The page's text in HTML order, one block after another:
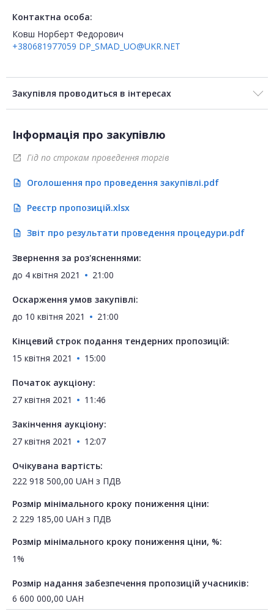
Контактна особа:
Ковш Норберт Федорович
+380681977059 DP_SMAD_UO@UKR.NET
Закупівля проводиться в інтересах
Інформація про закупівлю
open_in_new Гід по строкам проведення торгів
description Оголошення про проведення закупівлі.pdf
description Реєстр пропозицій.xlsx
description Звіт про результати проведення процедури.pdf
Звернення за роз'ясненнями:
до 4 квітня 2021 21:00
Оскарження умов закупівлі:
до 10 квітня 2021 21:00
Кінцевий строк подання тендерних пропозицій:
15 квітня 2021
15:00
Початок аукціону:
27 квітня 2021
11:46
Закінчення аукціону:
27 квітня 2021
12:07
Очікувана вартість:
222 918 500,00 UAH з ПДВ
Розмір мінімального кроку пониження ціни:
2 229 185,00 UAH з ПДВ
Розмір мінімального кроку пониження ціни, %:
1%
Розмір надання забезпечення пропозицій учасників:
6 600 000,00 UAH